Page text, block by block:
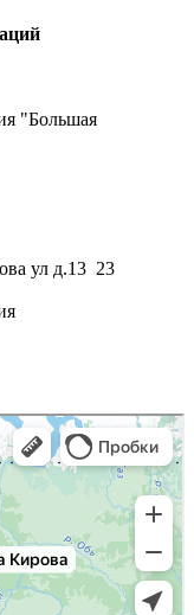
"Большая
ул д.13 23